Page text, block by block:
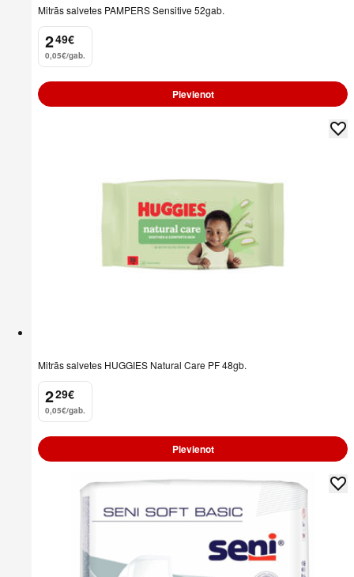
Mitrās salvetes PAMPERS Sensitive 52gab.
2
. 49€
0,05€/gab.
Pievienot
Mitrās salvetes HUGGIES Natural Care PF 48gb.
2
. 29€
0,05€/gab.
Pievienot